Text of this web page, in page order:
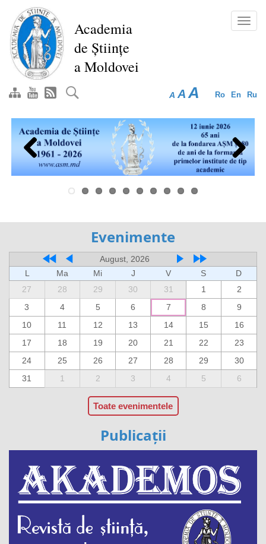
Перейти
основному
содержанию
Academia
de Științe
a Moldovei
Ro En Ru
A A A
Previous Next
Evenimente
August, 2026
L
Ma Mi J V S
D
27
28 29 30 31 1
2
3
4 5 6 7 8
9
10
11 12 13 14 15
16
17
18 19 20 21 22
23
24
25 26 27 28 29
30
31
1 2 3 4 5 6
Toate evenimentele
Publicații